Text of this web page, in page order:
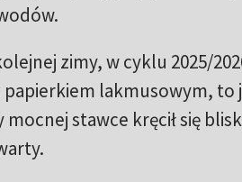
zimy, w cyklu 2025/
lakmusowym, to
stawce kręcił się